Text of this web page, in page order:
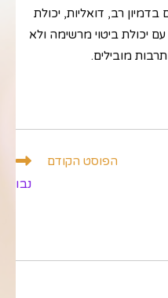
בדמיון רב, דואליות, יכולת
יכולת ביטוי מרשימה ולא
מובילים.
הפוסט הקודם
נבו